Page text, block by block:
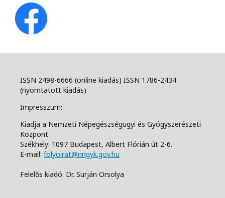
ISSN 2498-6666 (online kiadás) ISSN 1786-2434
(nyomtatott kiadás)
Impresszum:
Kiadja a Nemzeti Népegészségügyi és Gyógyszerészeti
Központ
Székhely: 1097 Budapest, Albert Flórián út 2-6.
E-mail: folyoirat@nngyk.gov.hu
Felelős kiadó: Dr. Surján Orsolya